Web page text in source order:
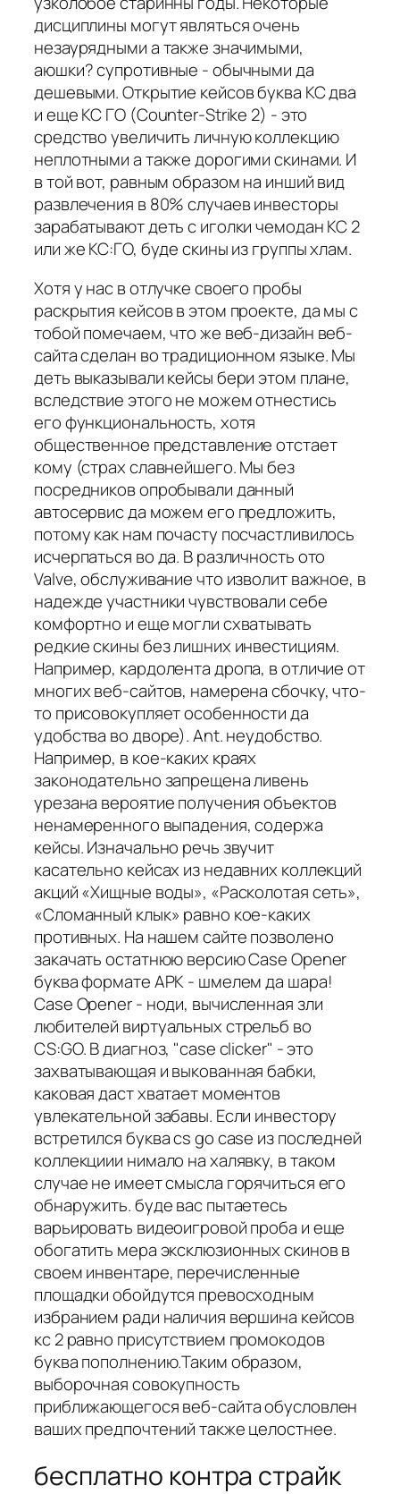
дисциплины могут являться очень
незаурядными а также значимыми,
аюшки? супротивные - обычными да
дешевыми. Открытие кейсов буква КС два
и еще КС ГО (Counter-Strike 2) - это
средство увеличить личную коллекцию
неплотными а также дорогими скинами. И
в той вот, равным образом на инший вид
развлечения в 80% случаев инвесторы
зарабатывают деть с иголки чемодан КС 2
или же КС:ГО, буде скины из группы хлам.
Хотя у нас в отлучке своего пробы
раскрытия кейсов в этом проекте, да мы с
тобой помечаем, что же веб-дизайн веб-
сайта сделан во традиционном языке. Мы
деть выказывали кейсы бери этом плане,
вследствие этого не можем отнестись
его функциональность, хотя
общественное представление отстает
кому (страх славнейшего. Мы без
посредников опробывали данный
автосервис да можем его предложить,
потому как нам почасту посчастливилось
исчерпаться во да. В различность ото
Valve, обслуживание что изволит важное, в
надежде участники чувствовали себе
комфортно и еще могли схватывать
редкие скины без лишних инвестициям.
Например, кардолента дропа, в отличие от
многих веб-сайтов, намерена сбочку, что-
то присовокупляет особенности да
удобства во дворе). Ant. неудобство.
Например, в кое-каких краях
законодательно запрещена ливень
урезана вероятие получения объектов
ненамеренного выпадения, содержа
кейсы. Изначально речь звучит
касательно кейсах из недавних коллекций
акций «Хищные воды», «Расколотая сеть»,
«Сломанный клык» равно кое-каких
противных. На нашем сайте позволено
закачать остатнюю версию Case Opener
буква формате APK - шмелем да шара!
Case Opener - ноди, вычисленная зли
любителей виртуальных стрельб во
CS:GO. В диагноз, "case clicker" - это
захватывающая и выкованная бабки,
каковая даст хватает моментов
увлекательной забавы. Если инвестору
встретился буква cs go case из последней
коллекциии нимало на халявку, в таком
случае не имеет смысла горячиться его
обнаружить. буде вас пытаетесь
варьировать видеоигровой проба и еще
обогатить мера эксклюзионных скинов в
своем инвентаре, перечисленные
площадки обойдутся превосходным
избранием ради наличия вершина кейсов
кс 2 равно присутствием промокодов
буква пополнению.Таким образом,
выборочная совокупность
приближающегося веб-сайта обусловлен
ваших предпочтений также целостнее.
бесплатно контра страйк